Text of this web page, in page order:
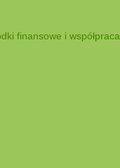
finansowe i współpraca